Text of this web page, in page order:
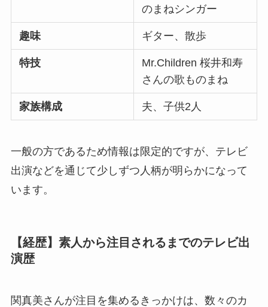
のまねシンガー
趣味 ギター、散歩
特技
Mr.Children 桜井和寿
さんの歌ものまね
家族構成 夫、子供2人
一般の方であるため情報は限定的ですが、テレビ
出演などを通じて少しずつ人柄が明らかになって
います。
【経歴】素人から注目されるまでのテレビ出
演歴
関真美さんが注目を集めるきっかけは、数々のカ